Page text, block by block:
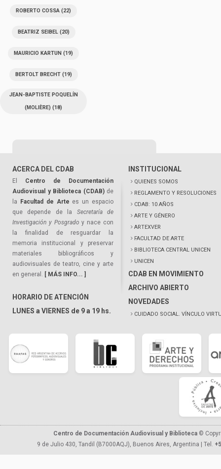
ROBERTO COSSA (22)
BEATRIZ SEIBEL(20)
MAURICIO KARTUN (19)
BERTOLT BRECHT(19)
JEAN-BAPTISTE POQUELÍN
(MOLIÈRE) (18)
ACERCA DEL CDAB
El Centro de Documentación
Audiovisual y Biblioteca (CDAB)de
la
Facultad de Arte es un espacio
que depende de la Secretaría de
Investigación y Posgrado y nace con
la finalidad de resguardar la
memoria institucional y preservar
materiales bibliográficos y
audiovisuales de teatro, cine y arte
en general. [ MÁS INFO... ]
HORARIO DE ATENCIÓN
LUNES a VIERNES de 9 a 19 hs.
INSTITUCIONAL
QUIENES SOMOS
REGLAMENTO Y RESOLUCIONES
CDAB: 10 AÑOS
ARTE Y GÉNERO
ARTEXVER
FACULTAD DE ARTE
BIBLIOTECA CENTRAL UNICEN
UNICEN
CDAB EN MOVIMIENTO
ARCHIVO ABIERTO
NOVEDADES
CUIDADO SOCIAL. VÍNCULO
Centro de Documentación Audiovisual y Biblioteca ©
9 de Julio 430, Tandil (B7000AQJ), Buenos Aires, Argentina | Tel.